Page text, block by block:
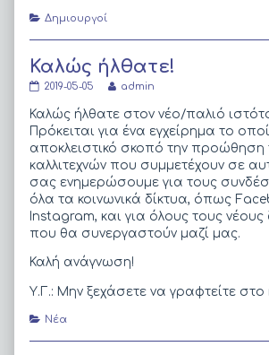
Categories
Δημιουργοί
Καλώς ήλθατε!
Καλώς
published
on
2019-05-05
Read
posts
by
author
of
Καλώς
ήλθατε!,
admin
Καλώς ήλθατε στον νέο/παλιό
Πρόκειται για ένα εγχείρημα το
αποκλειστικό σκοπό την προώθηση
καλλιτεχνών που συμμετέχουν σε
σας ενημερώσουμε για τους
όλα τα κοινωνικά δίκτυα, όπως
Instagram, και για όλους τους
που θα συνεργαστούν μαζί μας.
Καλή ανάγνωση!
Υ.Γ.: Μην ξεχάσετε να γραφτείτε
Categories
Νέα